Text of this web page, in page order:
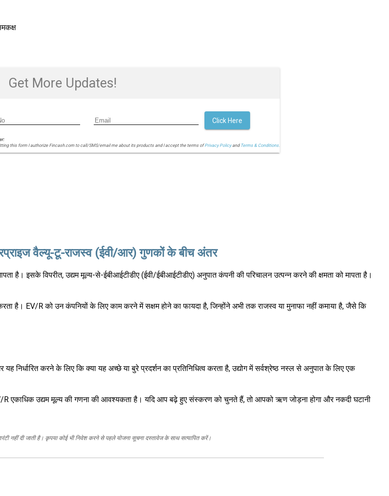
Get More Updates!
this form I authorize Fincash.com to call/SMS/email me about its products and I accept the terms ofPrivacy Policyand Terms & Conditions.
Click Here
वैल्यू-टू-राजस्व (ईवी/आर) गुणकों के बीच अंतर
है। इसके विपरीत, उद्यम मूल्य-से-ईबीआईटीडीए (ईवी/ईबीआईटीडीए) अनुपात कंपनी की परिचालन उत्पन्न करने की क्षमता को मापता है।
है। EV/R को उन कंपनियों के लिए काम करने में सक्षम होने का फायदा है, जिन्होंने अभी तक राजस्व या मुनाफा नहीं कमाया है, जैसे कि
निर्धारित करने के लिए कि क्या यह अच्छे या बुरे प्रदर्शन का प्रतिनिधित्व करता है, उद्योग में सर्वश्रेष्ठ नस्ल से अनुपात के लिए एक
R एकाधिक उद्यम मूल्य की गणना की आवश्यकता है। यदि आप बढ़े हुए संस्करण को चुनते हैं, तो आपको ऋण जोड़ना होगा और नकदी घटानी
नहीं दी जाती है। कृपया कोई भी निवेश करने से पहले योजना सूचना दस्तावेज के साथ सत्यापित करें।